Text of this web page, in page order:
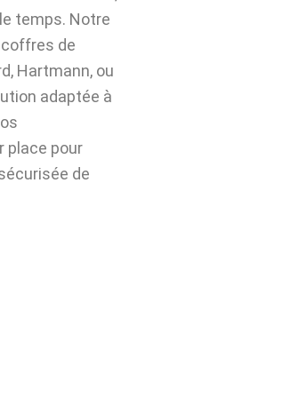
temps. Notre
coffres de
Hartmann, ou
adaptée à
place pour
de